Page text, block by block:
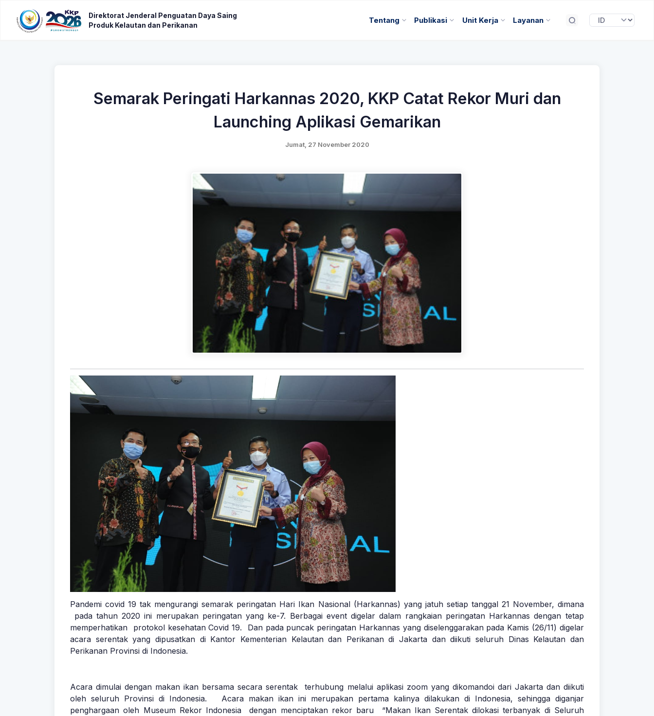
Direktorat Jenderal Penguatan Daya Saing
Produk Kelautan dan Perikanan
Tentang Publikasi Unit Kerja Layanan
Semarak Peringati Harkannas 2020, KKP Catat Rekor Muri dan
Launching Aplikasi Gemarikan
Jumat, 27 November 2020
Pandemi covid 19 tak mengurangi semarak peringatan Hari Ikan Nasional (Harkannas) yang jatuh setiap tanggal 21 November, dimana
pada tahun 2020 ini merupakan peringatan yang ke-7. Berbagai event digelar dalam rangkaian peringatan Harkannas dengan tetap
memperhatikan protokol kesehatan Covid 19. Dan pada puncak peringatan Harkannas yang diselenggarakan pada Kamis (26/11) digelar
acara serentak yang dipusatkan di Kantor Kementerian Kelautan dan Perikanan di Jakarta dan diikuti seluruh Dinas Kelautan dan
Perikanan Provinsi di Indonesia.
Acara dimulai dengan makan ikan bersama secara serentak terhubung melalui aplikasi zoom yang dikomandoi dari Jakarta dan diikuti
oleh seluruh Provinsi di Indonesia. Acara makan ikan ini merupakan pertama kalinya dilakukan di Indonesia, sehingga diganjar
penghargaan oleh Museum Rekor Indonesia dengan menciptakan rekor baru “Makan Ikan Serentak dilokasi terbanyak di Seluruh